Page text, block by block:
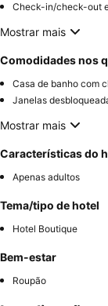
Check-in/check-out
Mostrar mais
Comodidades nos
Casa de banho com
Janelas
Mostrar mais
Características do
Apenas adultos
Tema/tipo de hotel
Hotel Boutique
Bem-estar
Roupão